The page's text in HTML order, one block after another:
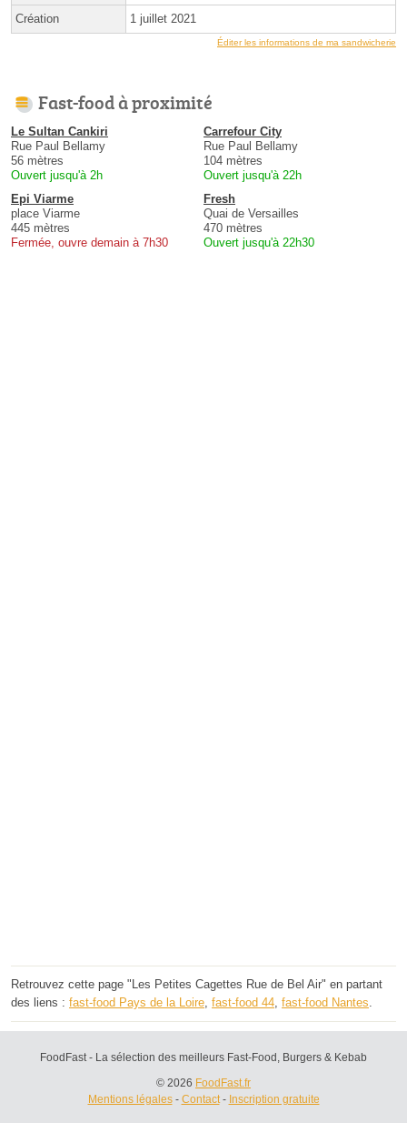
Création 1 juillet 2021
Éditer les informations de ma sandwicherie
Fast-food à proximité
Le Sultan Cankiri
Rue Paul Bellamy
56 mètres
Ouvert jusqu'à 2h
Carrefour City
Rue Paul Bellamy
104 mètres
Ouvert jusqu'à 22h
Epi Viarme
place Viarme
445 mètres
Fermée, ouvre demain à 7h30
Fresh
Quai de Versailles
470 mètres
Ouvert jusqu'à 22h30
Retrouvez cette page "Les Petites Cagettes Rue de Bel Air" en partant
des liens : fast-food Pays de la Loire, fast-food 44, fast-food Nantes.
FoodFast - La sélection des meilleurs Fast-Food, Burgers & Kebab
© 2026 FoodFast.fr
Mentions légales- Contact- Inscription gratuite